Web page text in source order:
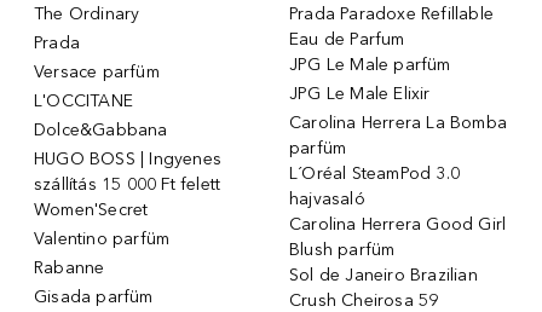
The Ordinary
Prada
Versace parfüm
L'OCCITANE
Dolce&Gabbana
HUGO BOSS | Ingyenes
szállítás 15 000 Ft felett
Women'Secret
Valentino parfüm
Rabanne
Gisada parfüm
Prada Paradoxe Refillable
Eau de Parfum
JPG Le Male parfüm
JPG Le Male Elixir
Carolina Herrera La Bomba
parfüm
L´Oréal SteamPod 3.0
hajvasaló
Carolina Herrera Good Girl
Blush parfüm
Sol de Janeiro Brazilian
Crush Cheirosa 59